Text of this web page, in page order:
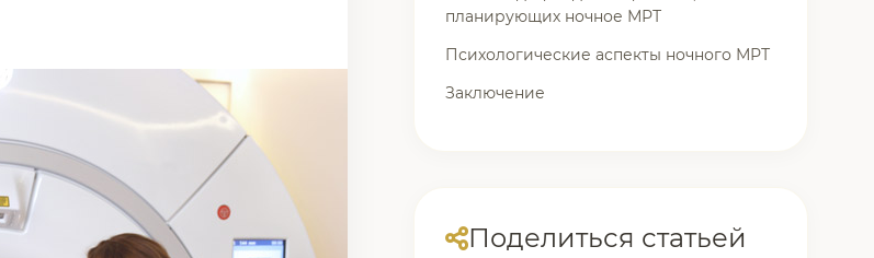
планирующих ночное МРТ
Психологические аспекты ночного МРТ
Заключение
Поделиться статьей